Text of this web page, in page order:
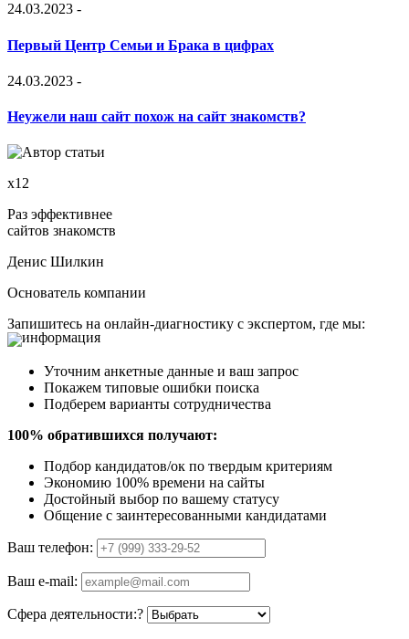
24.03.2023 -
Первый Центр Семьи и Брака в цифрах
24.03.2023 -
Неужели наш сайт похож на сайт знакомств?
х12
Раз эффективнее
сайтов знакомств
Денис Шилкин
Основатель компании
Запишитесь на онлайн-диагностику с экспертом, где мы:
Уточним анкетные данные и ваш запрос
Покажем типовые ошибки поиска
Подберем варианты сотрудничества
100% обратившихся получают:
Подбор кандидатов/ок по твердым критериям
Экономию 100% времени на сайты
Достойный выбор по вашему статусу
Общение с заинтересованными кандидатами
Ваш телефон:
Ваш e-mail:
Сфера деятельности:?